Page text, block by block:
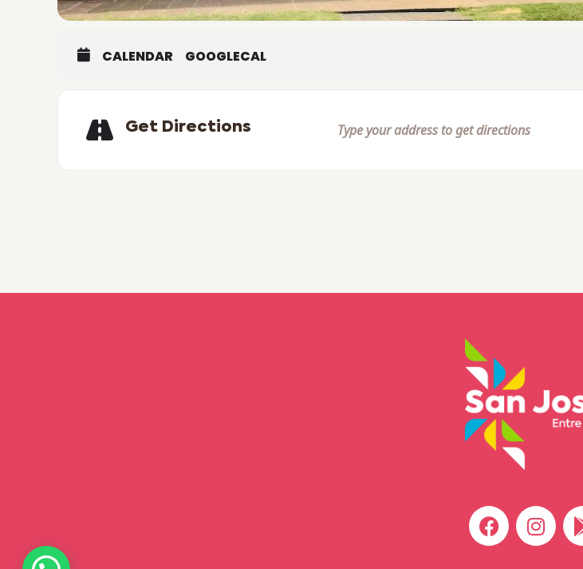
CALENDAR GOOGLECAL
Get Directions